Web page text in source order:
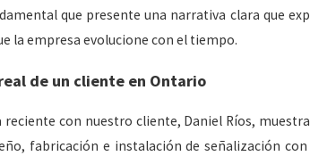
que presente una narrativa clara que
la empresa evolucione con el tiempo.
de un cliente en Ontario
reciente con nuestro cliente, Daniel Ríos,
fabricación e instalación de señalización
la oportunidad y la calidad de
y